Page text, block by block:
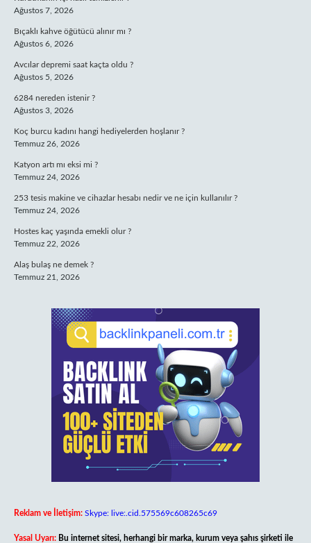
Ağustos 7, 2026
Bıçaklı kahve öğütücü alınır mı ?
Ağustos 6, 2026
Avcılar depremi saat kaçta oldu ?
Ağustos 5, 2026
6284 nereden istenir ?
Ağustos 3, 2026
Koç burcu kadını hangi hediyelerden hoşlanır ?
Temmuz 26, 2026
Katyon artı mı eksi mi ?
Temmuz 24, 2026
253 tesis makine ve cihazlar hesabı nedir ve ne için kullanılır ?
Temmuz 24, 2026
Hostes kaç yaşında emekli olur ?
Temmuz 22, 2026
Alaş bulaş ne demek ?
Temmuz 21, 2026
Reklam ve İletişim: Skype: live:.cid.575569c608265c69
Yasal Uyarı: Bu internet sitesi, herhangi bir marka, kurum veya şahıs şirketi ile